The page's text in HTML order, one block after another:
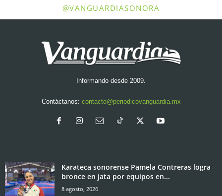
@VANGUARDIASONORA
Informando desde 2009.
Contáctanos: contacto@periodicovanguardia.mx
Karateca sonorense Pamela Contreras logra
bronce en jata por equipos en...
8 agosto, 2026